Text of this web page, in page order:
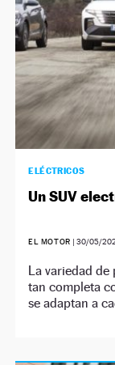
ELÉCTRICOS
Un SUV
EL MOTOR | 30/05/
La variedad de
tan completa
se adaptan a